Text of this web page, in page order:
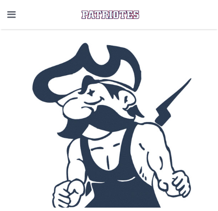
CLUB DE LUTTE
DE SAINT-CÉSAIRE